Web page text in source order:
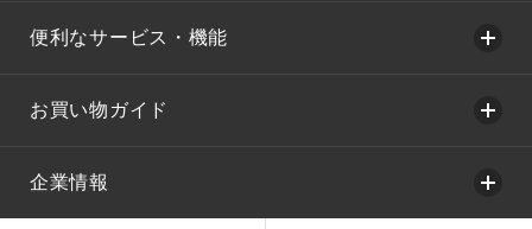
便利なサービス・機能
お買い物ガイド
企業情報